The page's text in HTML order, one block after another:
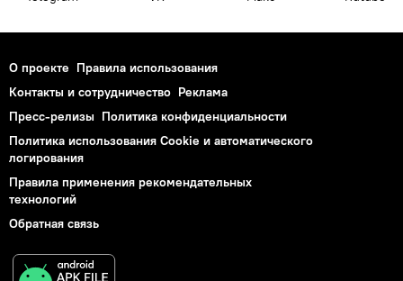
О проекте Правила использования
Контакты и сотрудничество Реклама
Пресс-релизы Политика конфиденциальности
Политика использования Cookie и автоматического
логирования
Правила применения рекомендательных
технологий
Обратная связь